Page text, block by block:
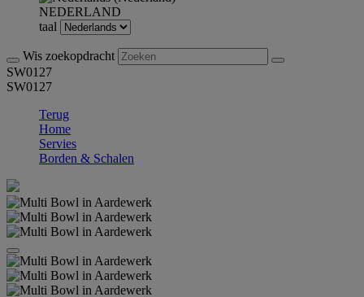
NEDERLAND
taal
Wis zoekopdracht
SW0127
SW0127
Terug
Home
Servies
Borden & Schalen